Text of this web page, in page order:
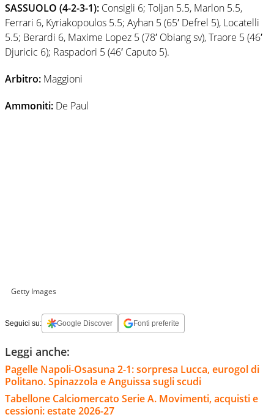
SASSUOLO (4-2-3-1): Consigli 6; Toljan 5.5, Marlon 5.5,
Ferrari 6, Kyriakopoulos 5.5; Ayhan 5 (65′ Defrel 5), Locatelli
5.5; Berardi 6, Maxime Lopez 5 (78′ Obiang sv), Traore 5 (46′
Djuricic 6); Raspadori 5 (46′ Caputo 5).
Arbitro: Maggioni
Ammoniti: De Paul
Getty Images
Seguici su: Google Discover Fonti preferite
Leggi anche:
Pagelle Napoli-Osasuna 2-1: sorpresa Lucca, eurogol di
Politano. Spinazzola e Anguissa sugli scudi
Tabellone Calciomercato Serie A. Movimenti, acquisti e
cessioni: estate 2026-27